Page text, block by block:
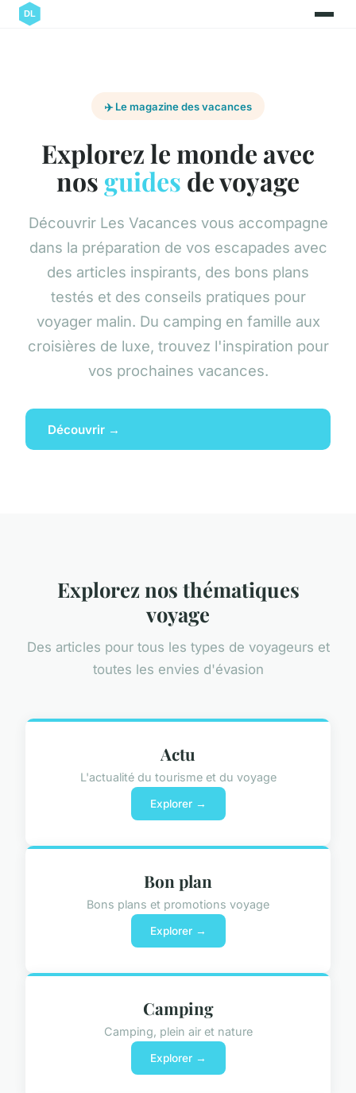
✈️ Le magazine des vacances
Explorez le monde avec
nos guides de voyage
Découvrir Les Vacances vous accompagne
dans la préparation de vos escapades avec
des articles inspirants, des bons plans
testés et des conseils pratiques pour
voyager malin. Du camping en famille aux
croisières de luxe, trouvez l'inspiration pour
vos prochaines vacances.
Découvrir →
Explorez nos thématiques
voyage
Des articles pour tous les types de voyageurs et
toutes les envies d'évasion
Actu
L'actualité du tourisme et du voyage
Explorer →
Bon plan
Bons plans et promotions voyage
Explorer →
Camping
Camping, plein air et nature
Explorer →